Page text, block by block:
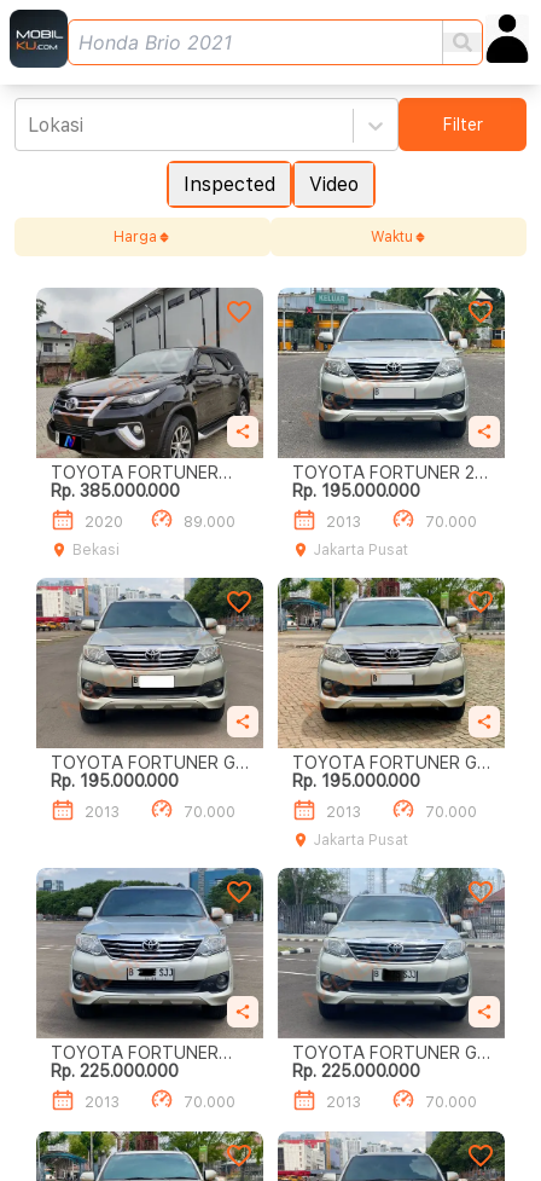
Inspected Video
Lokasi Filter
Harga Waktu
TOYOTA FORTUNER
VRZ BISA SYARIAH
Rp. 385.000.000
2020
89.000
Bekasi
TOYOTA FORTUNER 2.7
G LUX
Rp. 195.000.000
2013
70.000
Jakarta Pusat
TOYOTA FORTUNER G
LUX
Rp. 195.000.000
2013 70.000
TOYOTA FORTUNER G
LUX 2.7
Rp. 195.000.000
2013
70.000
Jakarta Pusat
TOYOTA FORTUNER
2.7G
Rp. 225.000.000
2013 70.000
TOYOTA FORTUNER G
LUX 2.7
Rp. 225.000.000
2013 70.000